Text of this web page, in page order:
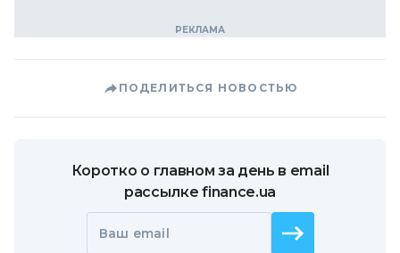
ПОДЕЛИТЬСЯ НОВОСТЬЮ
Коротко о главном за день в email
рассылке finance.ua
Ваш email